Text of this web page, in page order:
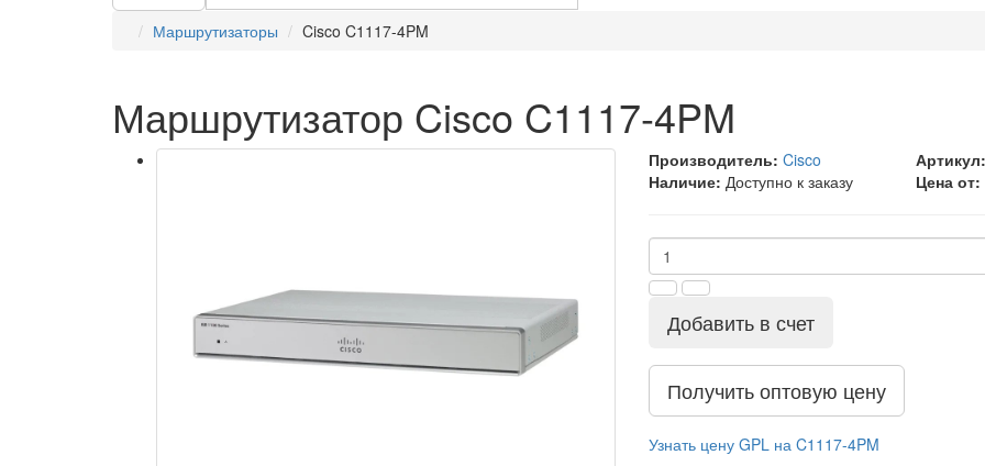
Маршрутизаторы Cisco C1117-4PM
Маршрутизатор Cisco C1117-4PM
Производитель: Cisco
Наличие: Доступно к заказу Цена от:
Добавить в счет
Получить оптовую цену
Узнать цену GPL на C1117-4PM